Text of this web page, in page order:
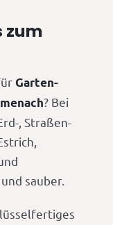
zum
Garten-
? Bei
, Straßen-
sauber.